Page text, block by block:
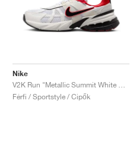
Nike
V2K Run "Metallic Summit White & University Red"
Férfi / Sportstyle / Cipők